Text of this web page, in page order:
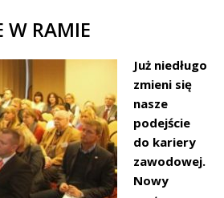
W RAMIE
Już niedługo
zmieni się
nasze
podejście
do kariery
zawodowej.
Nowy